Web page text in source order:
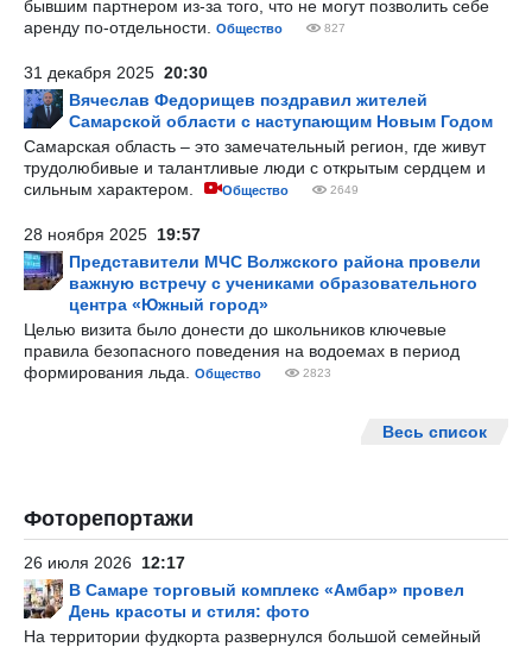
бывшим партнером из-за того, что не могут позволить себе
аренду по-отдельности.
Общество 827
31 декабря 2025 20:30
Вячеслав Федорищев поздравил жителей
Самарской области с наступающим Новым Годом
Самарская область – это замечательный регион, где живут
трудолюбивые и талантливые люди с открытым сердцем и
сильным характером.
Общество 2649
28 ноября 2025 19:57
Представители МЧС Волжского района провели
важную встречу с учениками образовательного
центра «Южный город»
Целью визита было донести до школьников ключевые
правила безопасного поведения на водоемах в период
формирования льда.
Общество 2823
Весь список
Фоторепортажи
26 июля 2026 12:17
В Самаре торговый комплекс «Амбар» провел
День красоты и стиля: фото
На территории фудкорта развернулся большой семейный